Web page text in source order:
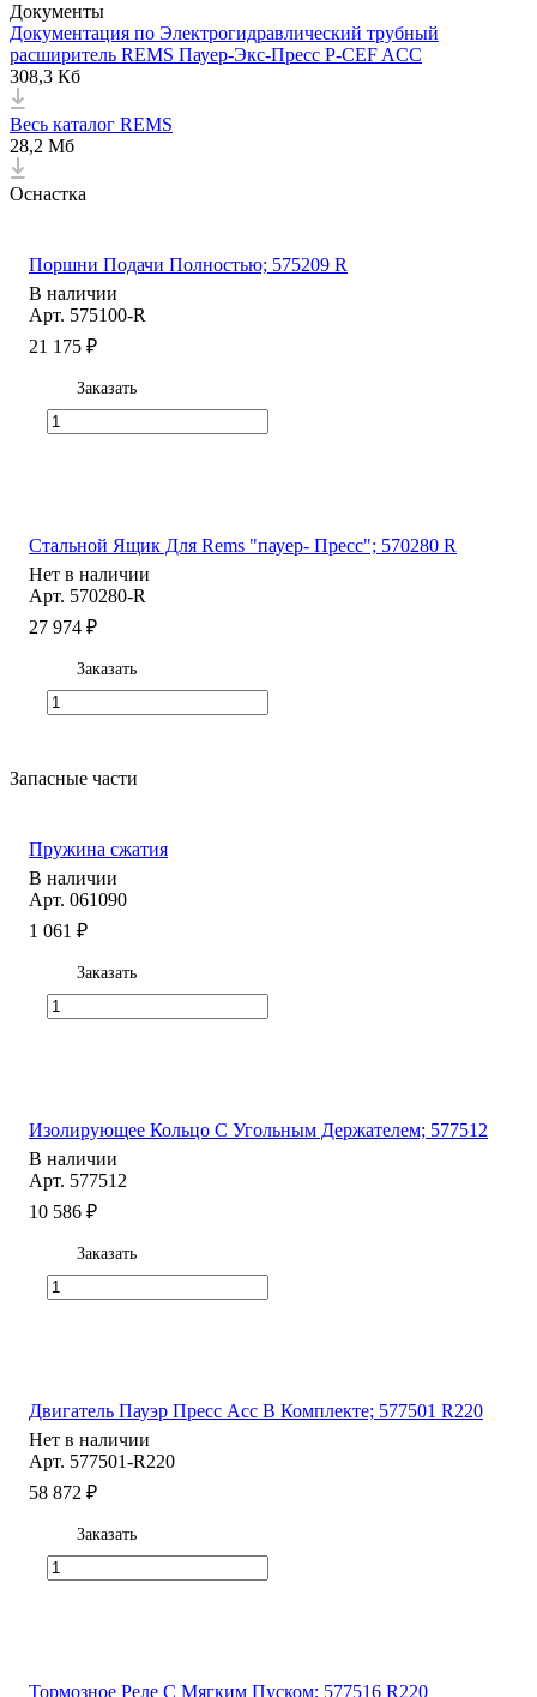
Документы
Документация по Электрогидравлический трубный
расширитель REMS Пауер-Экс-Пресс P-CEF ACC
308,3 Кб
Весь каталог REMS
28,2 Мб
Оснастка
Поршни Подачи Полностью; 575209 R
В наличии
Арт. 575100-R
21 175 ₽
Заказать
Стальной Ящик Для Rems "пауер- Пресс"; 570280 R
Нет в наличии
Арт. 570280-R
27 974 ₽
Заказать
Запасные части
Пружина сжатия
В наличии
Арт. 061090
1 061 ₽
Заказать
Изолирующее Кольцо С Угольным Держателем; 577512
В наличии
Арт. 577512
10 586 ₽
Заказать
Двигатель Пауэр Пресс Асс В Комплекте; 577501 R220
Нет в наличии
Арт. 577501-R220
58 872 ₽
Заказать
Тормозное Реле С Мягким Пуском; 577516 R220